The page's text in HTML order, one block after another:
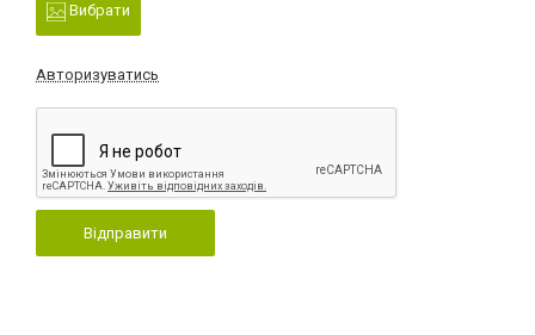
Вибрати
Авторизуватись
Відправити